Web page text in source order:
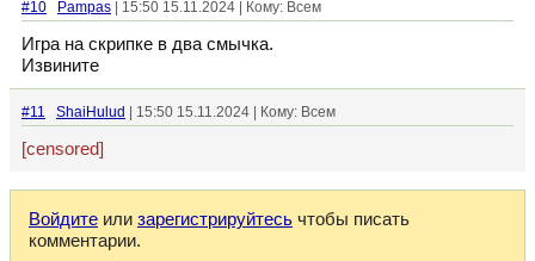
#10 Pampas | 15:50 15.11.2024 | Кому: Всем
Игра на скрипке в два смычка.
Извините
#11 ShaiHulud | 15:50 15.11.2024 | Кому: Всем
[censored]
Войдите или зарегистрируйтесь чтобы писать
комментарии.